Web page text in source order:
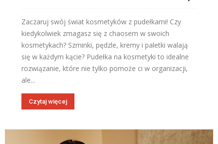
Zaczaruj swój świat kosmetyków z pudełkami! Czy
kiedykolwiek zmagasz się z chaosem w swoich
kosmetykach? Szminki, pędzle, kremy i paletki walają
się w każdym kącie? Pudełka na kosmetyki to idealne
rozwiązanie, które nie tylko pomoże ci w organizacji,
ale...
Czytaj więcej